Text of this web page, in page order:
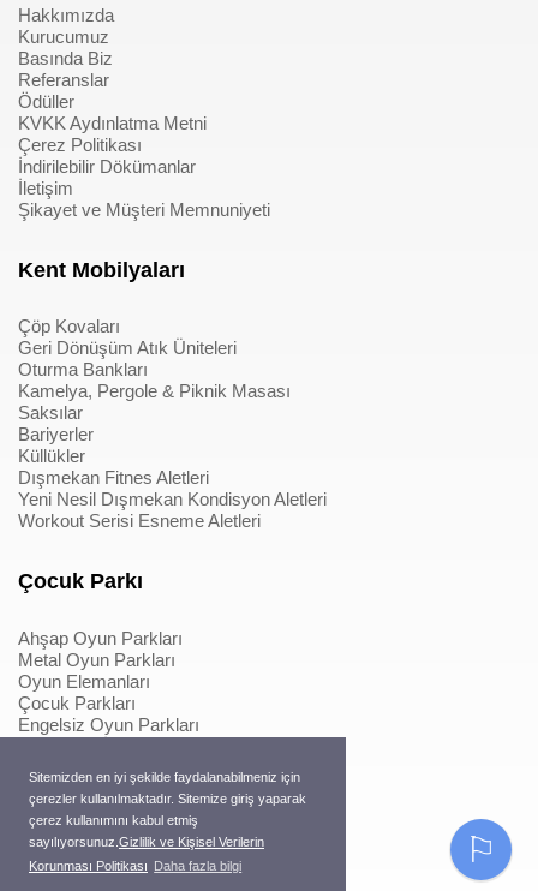
Sitemizden en iyi şekilde faydalanabilmeniz için
çerezler kullanılmaktadır. Sitemize giriş yaparak
çerez kullanımını kabul etmiş
sayılıyorsunuz. Gizlilik ve Kişisel Verilerin
Korunması Politikası Daha fazla bilgi
Hakkımızda
Kurucumuz
Basında Biz
Referanslar
Ödüller
KVKK Aydınlatma Metni
Çerez Politikası
İndirilebilir Dökümanlar
İletişim
Şikayet ve Müşteri Memnuniyeti
Kent Mobilyaları
Çöp Kovaları
Geri Dönüşüm Atık Üniteleri
Oturma Bankları
Kamelya, Pergole & Piknik Masası
Saksılar
Bariyerler
Küllükler
Dışmekan Fitnes Aletleri
Yeni Nesil Dışmekan Kondisyon Aletleri
Workout Serisi Esneme Aletleri
Çocuk Parkı
Ahşap Oyun Parkları
Metal Oyun Parkları
Oyun Elemanları
Çocuk Parkları
Engelsiz Oyun Parkları
Oyun Elemanları
Metal Konstrüksiyonlu İpli Tırmanmalar
Ahşap Konstrüksiyonlu İpli Tırmanmalar
Macera Serisi Ürünleri
Trambolinler
Pergole
⚐